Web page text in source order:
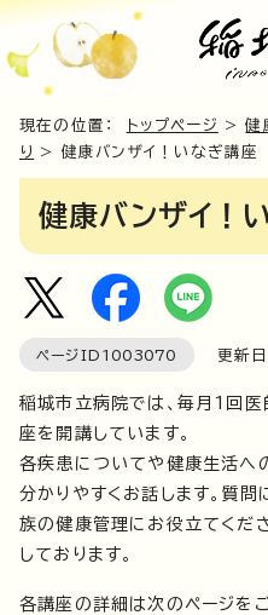
現在の位置： トップページ >健
り
> 健康バンザイ！いなぎ講座
健康バンザイ！
ページID 1003070 更新日
稲城市立病院では、毎月1回
座を開講しています。
各疾患についてや健康生活へ
分かりやすくお話します。質問
族の健康管理にお役立てくだ
しております。
各講座の詳細は次のページを